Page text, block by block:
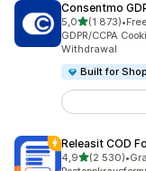
Consentmo
5,0av 5 stjerner
(1 873)
Totalt 1873 •
GDPR/CCPA
Withdrawal
Built for
Releasit COD
4,9av 5 stjerner
(2 530)
Totalt 2530 •